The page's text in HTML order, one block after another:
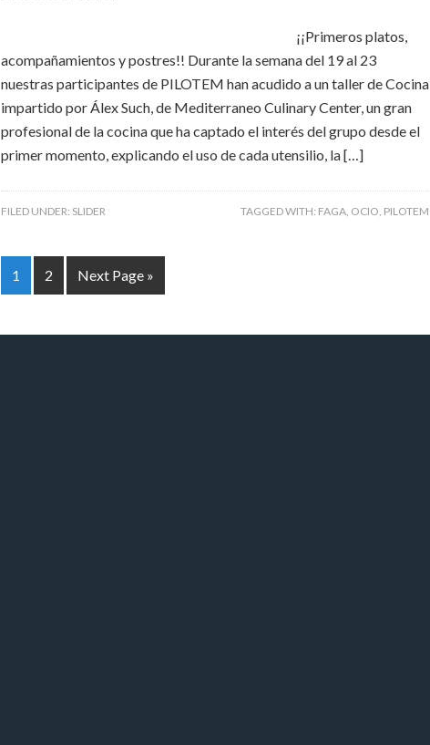
¡¡Primeros platos,
acompañamientos y postres!! Durante la semana del 19 al 23
nuestras participantes de PILOTEM han acudido a un taller de Cocina
impartido por Álex Such, de Mediterraneo Culinary Center, un gran
profesional de la cocina que ha captado el interés del grupo desde el
primer momento, explicando el uso de cada utensilio, la […]
FILED UNDER: SLIDER TAGGED WITH: FAGA, OCIO, PILOTEM
1 2 Next Page »